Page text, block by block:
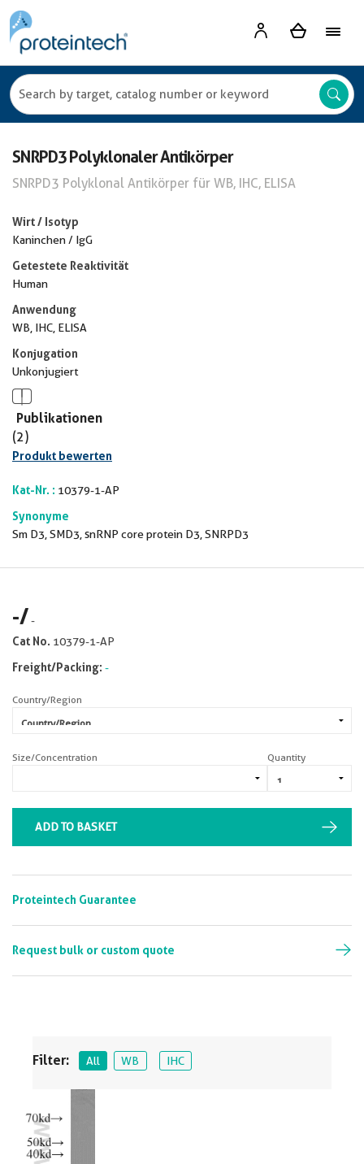
SNRPD3 Polyklonaler Antikörper
SNRPD3 Polyklonal Antikörper für WB, IHC, ELISA
Wirt / Isotyp
Kaninchen / IgG
Getestete Reaktivität
Human
Anwendung
WB, IHC, ELISA
Konjugation
Unkonjugiert
Publikationen
(2)
Produkt bewerten
Kat-Nr. : 10379-1-AP
Synonyme
Sm D3, SMD3, snRNP core protein D3, SNRPD3
Filter: All WB IHC
-/-
Cat No. 10379-1-AP
Freight/Packing: -
Country/Region
Size/Concentration Quantity
ADD TO BASKET
Proteintech Guarantee
Request bulk or custom quote